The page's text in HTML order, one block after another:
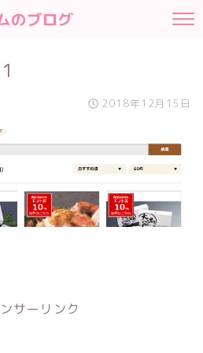
のブログ
2018年12月15日
サーリンク